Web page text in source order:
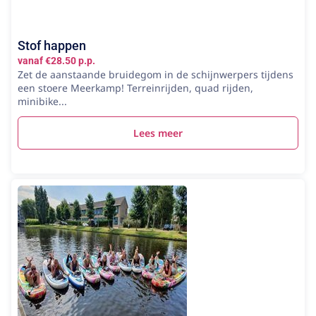
Stof happen
vanaf €28.50 p.p.
Zet de aanstaande bruidegom in de schijnwerpers tijdens
een stoere Meerkamp! Terreinrijden, quad rijden,
minibike...
Lees meer